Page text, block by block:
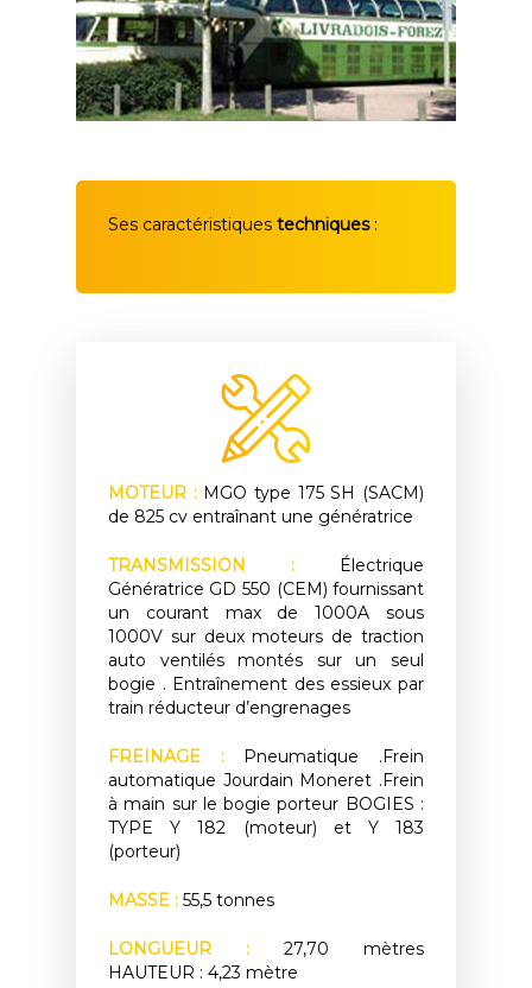
Ses caractéristiquestechniques:
MOTEUR :MGO type 175 SH (SACM)
de 825 cv entraînant une génératrice
TRANSMISSION : Électrique
Génératrice GD 550 (CEM) fournissant
un courant max de 1000A sous
1000V sur deux moteurs de traction
auto ventilés montés sur un seul
bogie . Entraînement des essieux par
train réducteur d’engrenages
FREINAGE :Pneumatique .Frein
automatique Jourdain Moneret .Frein
à main sur le bogie porteur BOGIES :
TYPE Y 182 (moteur) et Y 183
(porteur)
MASSE :55,5 tonnes
LONGUEUR :27,70 mètres
HAUTEUR : 4,23 mètre